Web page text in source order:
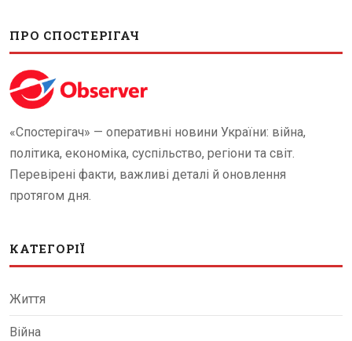
ПРО СПОСТЕРІГАЧ
«Спостерігач» — оперативні новини України: війна,
політика, економіка, суспільство, регіони та світ.
Перевірені факти, важливі деталі й оновлення
протягом дня.
КАТЕГОРІЇ
Життя
Війна